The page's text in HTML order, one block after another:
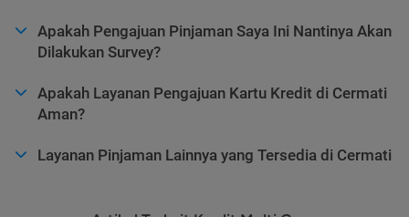
Apakah Pengajuan Pinjaman Saya Ini Nantinya Akan
Dilakukan Survey?
Apakah Layanan Pengajuan Kartu Kredit di Cermati
Aman?
Layanan Pinjaman Lainnya yang Tersedia di Cermati